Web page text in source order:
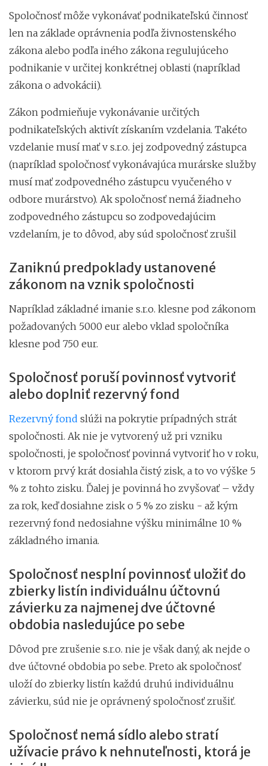
Spoločnosť môže vykonávať podnikateľskú činnosť
len na základe oprávnenia podľa živnostenského
zákona alebo podľa iného zákona regulujúceho
podnikanie v určitej konkrétnej oblasti (napríklad
zákona o advokácii).
Zákon podmieňuje vykonávanie určitých
podnikateľských aktivít získaním vzdelania. Takéto
vzdelanie musí mať v s.r.o. jej zodpovedný zástupca
(napríklad spoločnosť vykonávajúca murárske služby
musí mať zodpovedného zástupcu vyučeného v
odbore murárstvo). Ak spoločnosť nemá žiadneho
zodpovedného zástupcu so zodpovedajúcim
vzdelaním, je to dôvod, aby súd spoločnosť zrušil
Zaniknú predpoklady ustanovené
zákonom na vznik spoločnosti
Napríklad základné imanie s.r.o. klesne pod zákonom
požadovaných 5000 eur alebo vklad spoločníka
klesne pod 750 eur.
Spoločnosť poruší povinnosť vytvoriť
alebo doplniť rezervný fond
Rezervný fond slúži na pokrytie prípadných strát
spoločnosti. Ak nie je vytvorený už pri vzniku
spoločnosti, je spoločnosť povinná vytvoriť ho v roku,
v ktorom prvý krát dosiahla čistý zisk, a to vo výške 5
% z tohto zisku. Ďalej je povinná ho zvyšovať – vždy
za rok, keď dosiahne zisk o 5 % zo zisku - až kým
rezervný fond nedosiahne výšku minimálne 10 %
základného imania.
Spoločnosť nesplní povinnosť uložiť do
zbierky listín individuálnu účtovnú
závierku za najmenej dve účtovné
obdobia nasledujúce po sebe
Dôvod pre zrušenie s.r.o. nie je však daný, ak nejde o
dve účtovné obdobia po sebe. Preto ak spoločnosť
uloží do zbierky listín každú druhú individuálnu
závierku, súd nie je oprávnený spoločnosť zrušiť.
Spoločnosť nemá sídlo alebo stratí
užívacie právo k nehnuteľnosti, ktorá je